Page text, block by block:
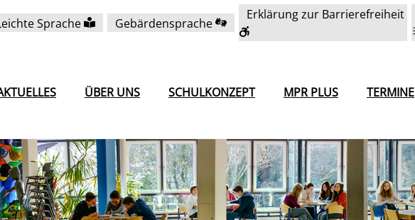
Sprache Gebärdensprache
Erklärung zur Barrierefreiheit
ÜBER UNS SCHULKONZEPT MPR PLUS TERMINE